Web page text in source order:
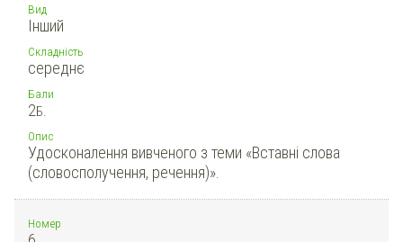
Вид
Інший
Складність
середнє
Бали
2Б.
Опис
Удосконалення вивченого з теми «Вставні слова
(словосполучення, речення)».
Номер